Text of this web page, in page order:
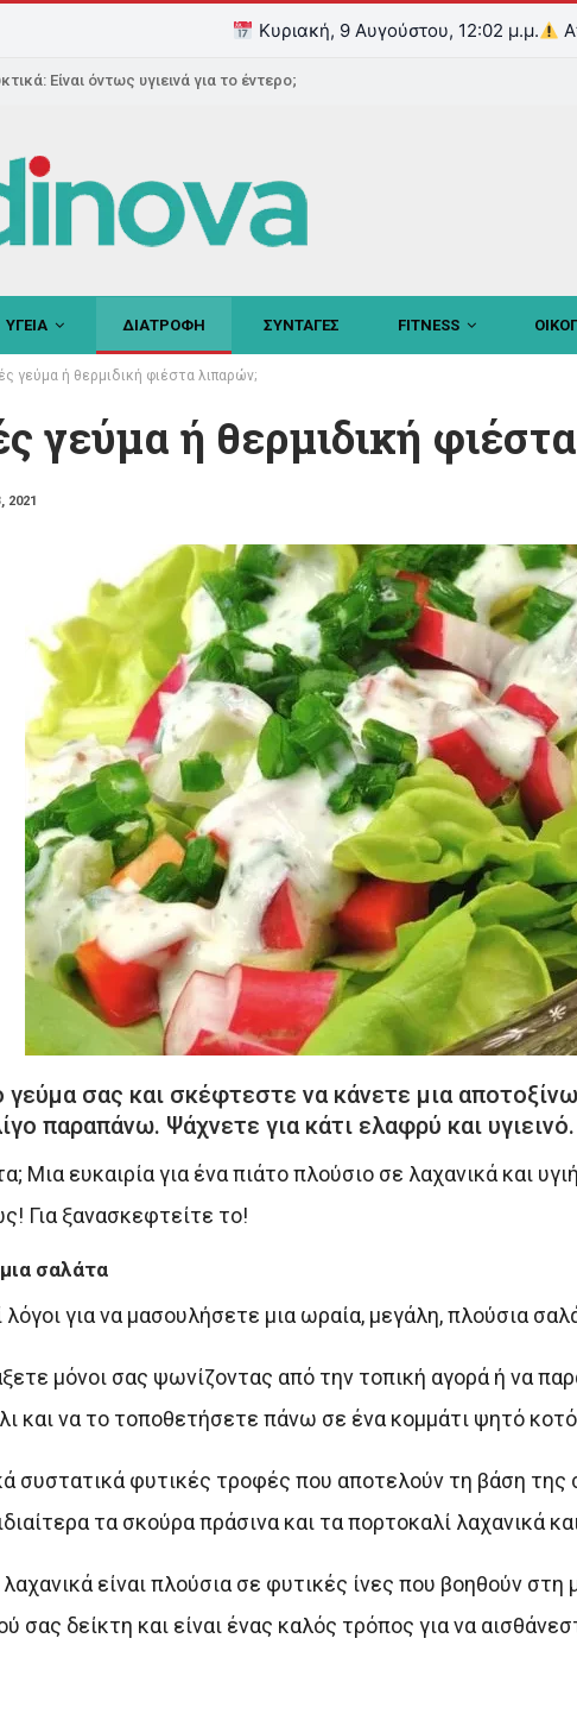
Κυριακή, 9 Αυγούστου, 12:02 μ.μ.
Είναι όντως υγιεινά για το έντερο;
ΥΓΕΙΑ ΔΙΑΤΡΟΦΗ ΣΥΝΤΑΓΕΣ FITNESS
γεύμα ή θερμιδική φιέστα λιπαρών;
γεύμα ή θερμιδική
2021
γεύμα σας και σκέφτεστε να κάνετε μια
παραπάνω. Ψάχνετε για κάτι ελαφρύ και υγιεινό.
Μια ευκαιρία για ένα πιάτο πλούσιο σε λαχανικά και
Για ξανασκεφτείτε το!
σαλάτα
για να μασουλήσετε μια ωραία, μεγάλη, πλούσια
μόνοι σας ψωνίζοντας από την τοπική αγορά ή να
και να το τοποθετήσετε πάνω σε ένα κομμάτι ψητό
συστατικά φυτικές τροφές που αποτελούν τη βάση της
τα σκούρα πράσινα και τα πορτοκαλί λαχανικά
είναι πλούσια σε φυτικές ίνες που βοηθούν
σας δείκτη και είναι ένας καλός τρόπος για να